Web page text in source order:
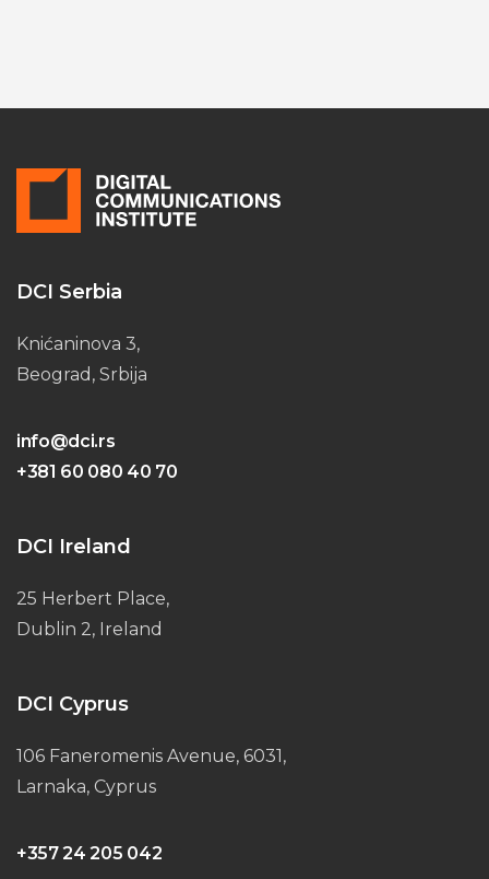
DCI Serbia
Knićaninova 3,
Beograd, Srbija
info@dci.rs
+381 60 080 40 70
DCI Ireland
25 Herbert Place,
Dublin 2, Ireland
DCI Cyprus
106 Faneromenis Avenue, 6031,
Larnaka, Cyprus
+357 24 205 042